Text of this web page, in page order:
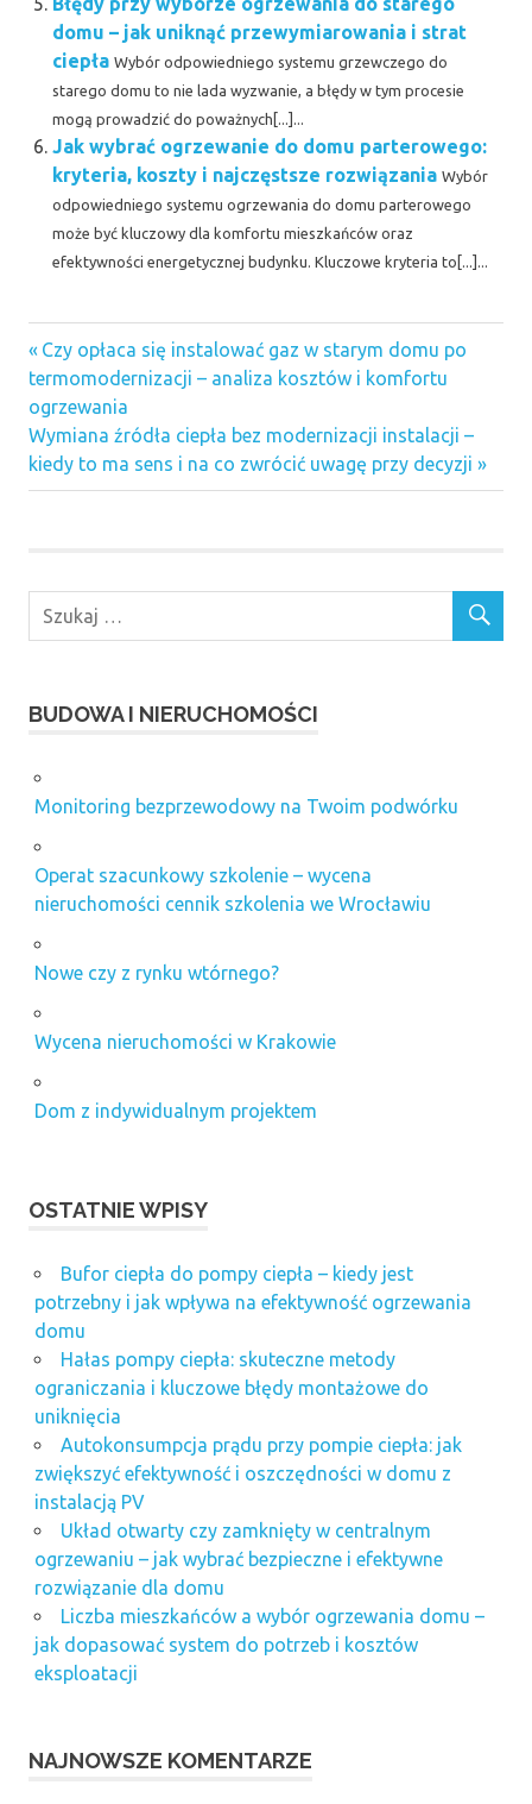
domu – jak uniknąć przewymiarowania i strat
ciepła Wybór odpowiedniego systemu grzewczego do
starego domu to nie lada wyzwanie, a błędy w tym procesie
mogą prowadzić do poważnych[...]...
Jak wybrać ogrzewanie do domu parterowego:
kryteria, koszty i najczęstsze rozwiązania Wybór
odpowiedniego systemu ogrzewania do domu parterowego
może być kluczowy dla komfortu mieszkańców oraz
efektywności energetycznej budynku. Kluczowe kryteria to[...]...
Nawigacja
wpisu
Previous
Post:
Czy opłaca się instalować gaz w starym domu po
termomodernizacji – analiza kosztów i komfortu
ogrzewania
Next
Post:
Wymiana źródła ciepła bez modernizacji instalacji –
kiedy to ma sens i na co zwrócić uwagę przy decyzji
BUDOWA I NIERUCHOMOŚCI
Monitoring bezprzewodowy na Twoim podwórku
Operat szacunkowy szkolenie – wycena
nieruchomości cennik szkolenia we Wrocławiu
Nowe czy z rynku wtórnego?
Wycena nieruchomości w Krakowie
Dom z indywidualnym projektem
OSTATNIE WPISY
Bufor ciepła do pompy ciepła – kiedy jest
potrzebny i jak wpływa na efektywność ogrzewania
domu
Hałas pompy ciepła: skuteczne metody
ograniczania i kluczowe błędy montażowe do
uniknięcia
Autokonsumpcja prądu przy pompie ciepła: jak
zwiększyć efektywność i oszczędności w domu z
instalacją PV
Układ otwarty czy zamknięty w centralnym
ogrzewaniu – jak wybrać bezpieczne i efektywne
rozwiązanie dla domu
Liczba mieszkańców a wybór ogrzewania domu –
jak dopasować system do potrzeb i kosztów
eksploatacji
NAJNOWSZE KOMENTARZE